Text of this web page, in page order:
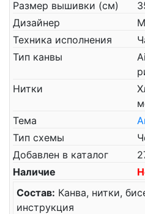
Размер вышивки (см)
Дизайнер
Техника исполнения
Тип канвы
Нитки
Тема
Тип схемы
Добавлен в каталог
Наличие
Состав: Канва, нитки,
инструкция